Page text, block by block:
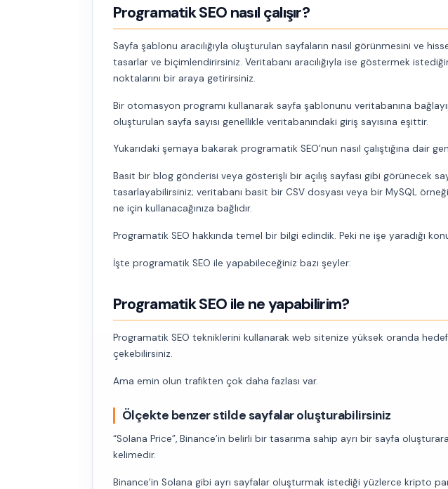
Programatik SEO nasıl çalışır?
Sayfa şablonu aracılığıyla oluşturulan sayfaların nasıl görünmesini ve
tasarlar ve biçimlendirirsiniz. Veritabanı aracılığıyla ise göstermek
noktalarını bir araya getirirsiniz.
Bir otomasyon programı kullanarak sayfa şablonunu veritabanına
oluşturulan sayfa sayısı genellikle veritabanındaki giriş sayısına eşittir.
Yukarıdaki şemaya bakarak programatik SEO’nun nasıl çalıştığına dair
Basit bir blog gönderisi veya gösterişli bir açılış sayfası gibi görünecek
tasarlayabilirsiniz; veritabanı basit bir CSV dosyası veya bir MySQL
ne için kullanacağınıza bağlıdır.
Programatik SEO hakkında temel bir bilgi edindik. Peki ne işe yaradığı
İşte programatik SEO ile yapabileceğiniz bazı şeyler:
Programatik SEO ile ne yapabilirim?
Programatik SEO tekniklerini kullanarak web sitenize yüksek oranda
çekebilirsiniz.
Ama emin olun trafikten çok daha fazlası var.
Ölçekte benzer stilde sayfalar oluşturabilirsiniz
“Solana Price”, Binance’in belirli bir tasarıma sahip ayrı bir sayfa
kelimedir.
Binance’in Solana gibi ayrı sayfalar oluşturmak istediği yüzlerce kripto